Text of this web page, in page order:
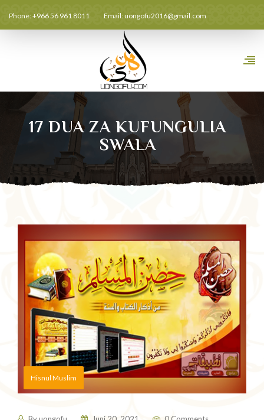
Phone: +966 56 961 8011 Email:uongofu2016@gmail.com
17 DUA ZA KUFUNGULIA
SWALA
Hisnul Muslim